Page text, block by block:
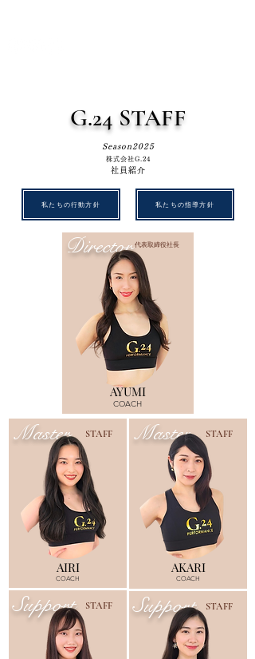
G.24 STAFF
Season2025
株式会社G.24
社員紹介
私たちの行動方針 私たちの指導方針
Director ​代表取締役社長
AYUMI
COACH
Master STAFF
AIRI
COACH
Support STAFF
Master STAFF
AKARI
COACH
Support STAFF